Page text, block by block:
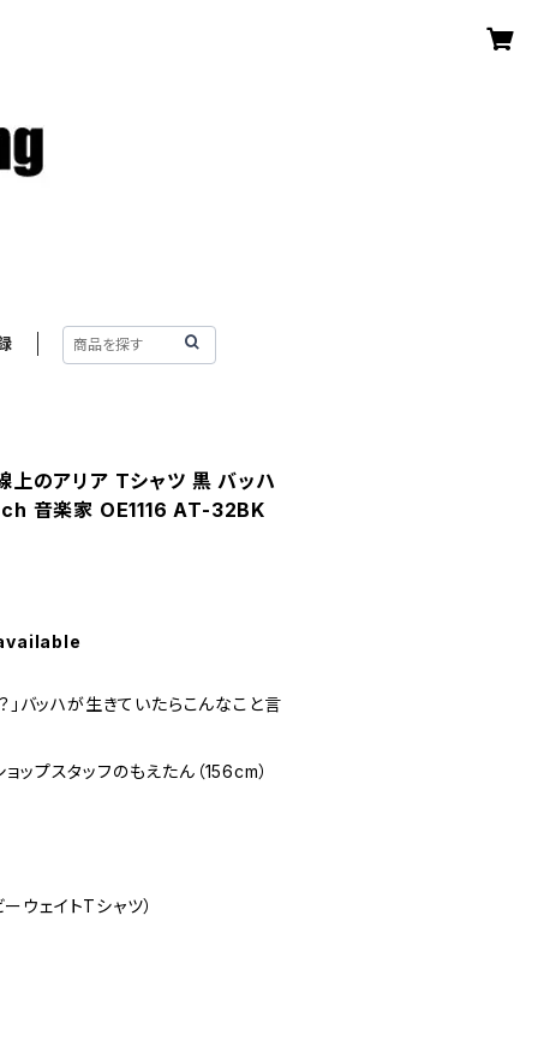
上のアリア Tシャツ 黒 バッハ
音楽家 OE1116 AT-32BK
」バッハが生きていたらこんなこと言
ップスタッフのもえたん（156cm）
ウェイトTシャツ）